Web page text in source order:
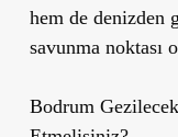
hem de denizden
savunma noktası
Bodrum